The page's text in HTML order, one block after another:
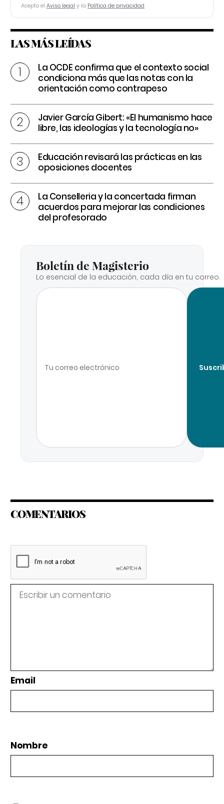
Acepto el Aviso legal y la Política de privacidad
LAS MÁS LEÍDAS
La OCDE confirma que el contexto social
condiciona más que las notas con la
orientación como contrapeso
Javier García Gibert: «El humanismo hace
libre, las ideologías y la tecnología no»
Educación revisará las prácticas en las
oposiciones docentes
La Conselleria y la concertada firman
acuerdos para mejorar las condiciones
del profesorado
Boletín de Magisterio
Lo esencial de la educación, cada día en tu correo.
COMENTARIOS
Email
Nombre